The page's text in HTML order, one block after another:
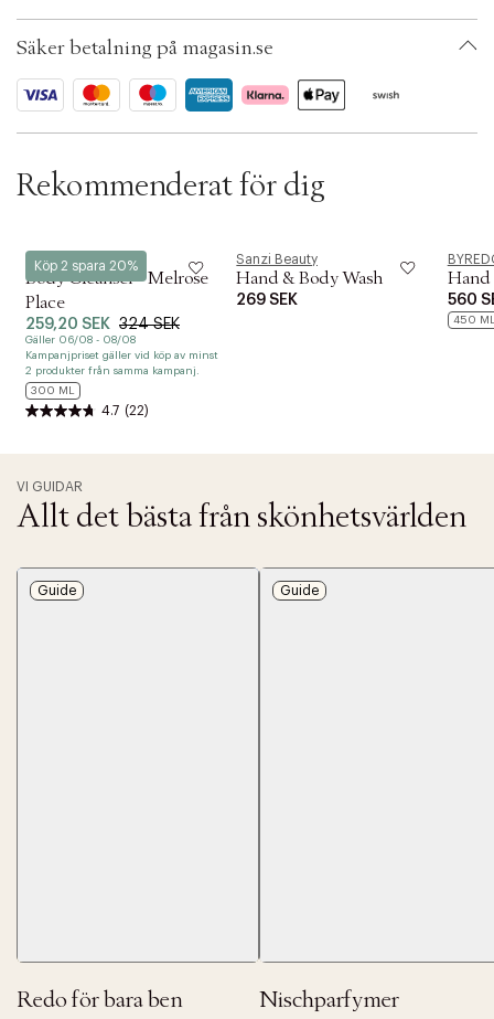
OBS:
ID: AEZF39-0008
Säker betalning på magasin.se
Rekommenderat för dig
Köp 2 spara 20%
Ouai
Body Cleanser - Melrose
Place
259,20 SEK 324 SEK
Gäller 06/08 - 08/08
Kampanjpriset gäller vid köp av minst
2 produkter från samma kampanj.
300 ML
4.7 (22)
Sanzi Beauty
Hand & Body Wash
269 SEK
Hand
560
450
VI GUIDAR
Allt det bästa från skönhetsvärlden
Guide
Redo för bara ben
Guide
Nischparfymer